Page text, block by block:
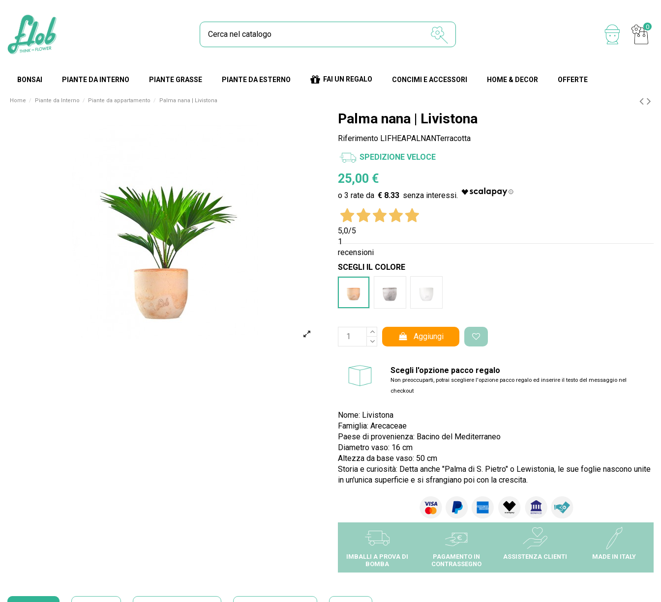
0
BONSAI PIANTE DA INTERNO PIANTE GRASSE PIANTE DA ESTERNO FAI UN REGALO CONCIMI E ACCESSORI HOME & DECOR OFFERTE
Home Piante da Interno Piante da appartamento Palma nana | Livistona
Palma nana | Livistona
Riferimento LIFHEAPALNANTerracotta
SPEDIZIONE VELOCE
25,00 €
€ 8.33
5,0/5
1
recensioni
SCEGLI IL COLORE
Aggiungi
Scegli l'opzione pacco regalo
Non preoccuparti, potrai scegliere l'opzione pacco regalo ed inserire il testo del messaggio nel
checkout
Nome: Livistona
Famiglia: Arecaceae
Paese di provenienza: Bacino del Mediterraneo
Diametro vaso: 16 cm
Altezza da base vaso: 50 cm
Storia e curiosità: Detta anche "Palma di S. Pietro" o Lewistonia, le sue foglie nascono unite
in un'unica superficie e si sfrangiano poi con la crescita.
IMBALLI A PROVA DI
BOMBA
PAGAMENTO IN
CONTRASSEGNO
ASSISTENZA CLIENTI MADE IN ITALY